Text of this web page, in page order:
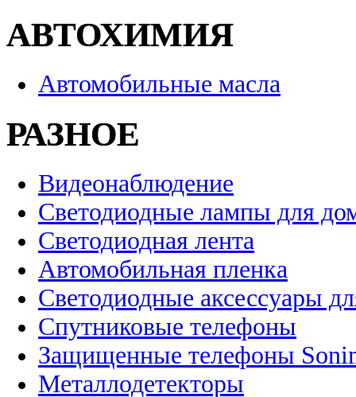
АВТОХИМИЯ
Автомобильные масла
РАЗНОЕ
Видеонаблюдение
Светодиодные лампы для
Светодиодная лента
Автомобильная пленка
Светодиодные аксессуары
Спутниковые телефоны
Защищенные телефоны
Металлодетекторы